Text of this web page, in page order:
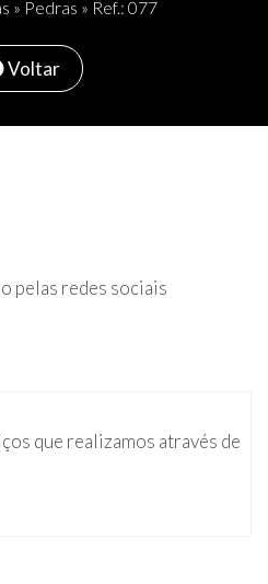
» Pedras » Ref.: 077
Voltar
pelas redes sociais
que realizamos através de